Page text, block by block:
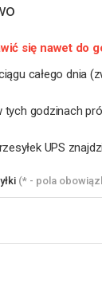
się nawet do
całego dnia
godzinach
UPS
(* - pola